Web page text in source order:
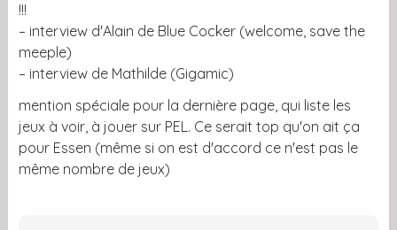
!!!
– interview d'Alain de Blue Cocker (welcome, save the
meeple)
– interview de Mathilde (Gigamic)
mention spéciale pour la dernière page, qui liste les
jeux à voir, à jouer sur PEL. Ce serait top qu'on ait ça
pour Essen (même si on est d'accord ce n'est pas le
même nombre de jeux)